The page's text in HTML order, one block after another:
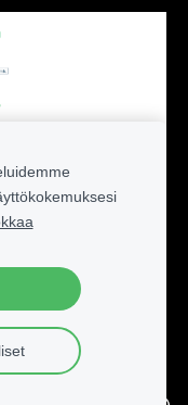
// 'REQUIRED':
based on
});